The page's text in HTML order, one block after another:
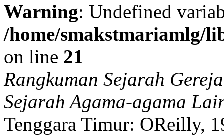
Warning: Undefined
/home/smakstmariamlg/
on line 21
Rangkuman Sejarah
Sejarah Agama-agama
Tenggara Timur: OReilly,